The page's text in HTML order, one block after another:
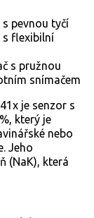
s pevnou tyčí
s flexibilní
s pružnou
snímačem
je senzor s
který je
nebo
Jeho
(NaK), která